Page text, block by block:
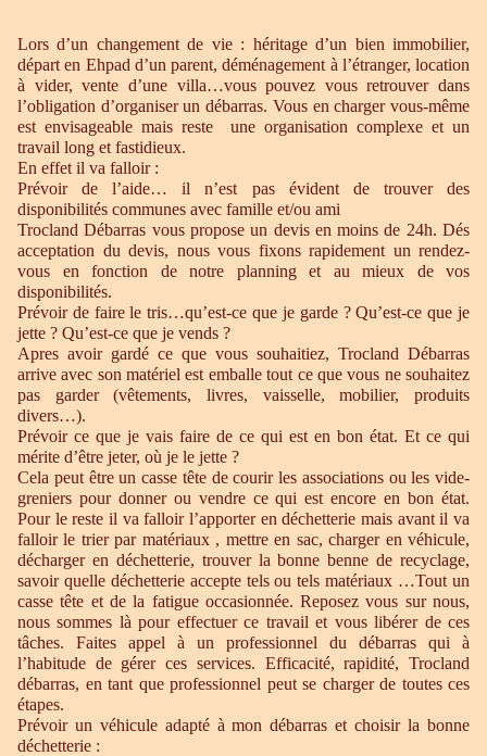
Lors d’un changement de vie : héritage d’un bien immobilier,
départ en Ehpad d’un parent, déménagement à l’étranger, location
à vider, vente d’une villa…vous pouvez vous retrouver dans
l’obligation d’organiser un débarras. Vous en charger vous-même
est envisageable mais reste une organisation complexe et un
travail long et fastidieux.
En effet il va falloir :
Prévoir de l’aide… il n’est pas évident de trouver des
disponibilités communes avec famille et/ou ami
Trocland Débarras vous propose un devis en moins de 24h. Dés
acceptation du devis, nous vous fixons rapidement un rendez-
vous en fonction de notre planning et au mieux de vos
disponibilités.
Prévoir de faire le tris…qu’est-ce que je garde ? Qu’est-ce que je
jette ? Qu’est-ce que je vends ?
Apres avoir gardé ce que vous souhaitiez, Trocland Débarras
arrive avec son matériel est emballe tout ce que vous ne souhaitez
pas garder (vêtements, livres, vaisselle, mobilier, produits
divers…).
Prévoir ce que je vais faire de ce qui est en bon état. Et ce qui
mérite d’être jeter, où je le jette ?
Cela peut être un casse tête de courir les associations ou les vide-
greniers pour donner ou vendre ce qui est encore en bon état.
Pour le reste il va falloir l’apporter en déchetterie mais avant il va
falloir le trier par matériaux , mettre en sac, charger en véhicule,
décharger en déchetterie, trouver la bonne benne de recyclage,
savoir quelle déchetterie accepte tels ou tels matériaux …Tout un
casse tête et de la fatigue occasionnée. Reposez vous sur nous,
nous sommes là pour effectuer ce travail et vous libérer de ces
tâches. Faites appel à un professionnel du débarras qui à
l’habitude de gérer ces services. Efficacité, rapidité, Trocland
débarras, en tant que professionnel peut se charger de toutes ces
étapes.
Prévoir un véhicule adapté à mon débarras et choisir la bonne
déchetterie :